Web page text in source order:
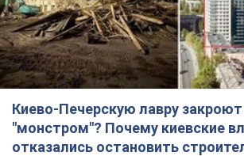
Киево-Печерскую лавру
"монстром"? Почему киевские
отказались остановить